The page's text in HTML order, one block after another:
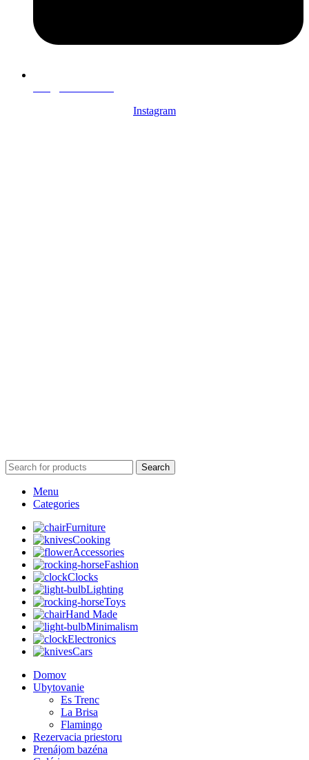
Instagram
Search
Menu
Categories
Furniture
Cooking
Accessories
Fashion
Clocks
Lighting
Toys
Hand Made
Minimalism
Electronics
Cars
Domov
Ubytovanie
Es Trenc
La Brisa
Flamingo
Rezervacia priestoru
Prenájom bazéna